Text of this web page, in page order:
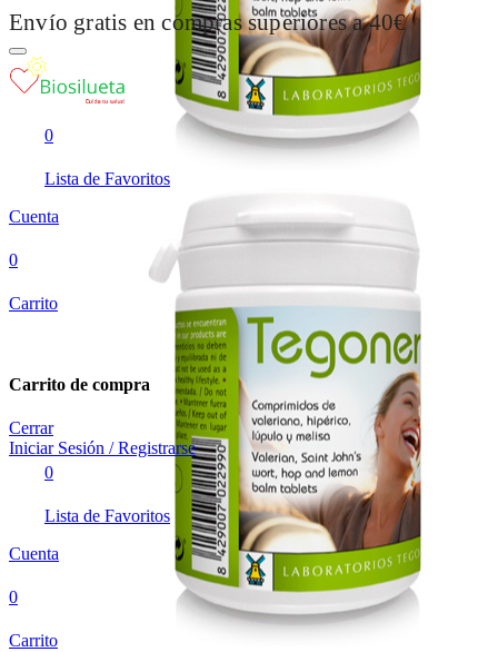
Envío gratis en compras superiores a 40€
0
Lista de Favoritos
Cuenta
0
Carrito
Carrito de compra
Cerrar
Iniciar Sesión / Registrarse
0
Lista de Favoritos
Cuenta
0
Carrito